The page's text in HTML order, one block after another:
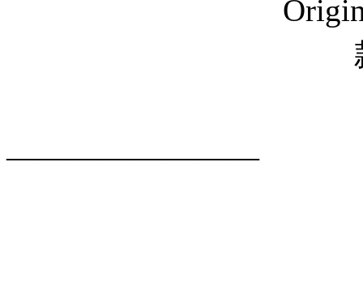
————————